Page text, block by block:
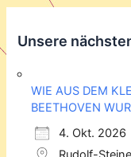
Unsere
WIE AUS DEM
BEETHOVEN
4. Okt. 2026